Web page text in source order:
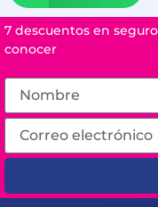
7 descuentos en
conocer